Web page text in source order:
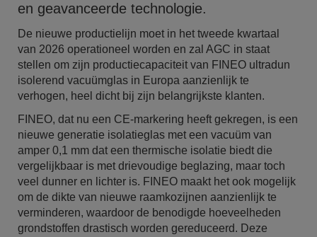
en geavanceerde technologie.
De nieuwe productielijn moet in het tweede kwartaal
van 2026 operationeel worden en zal AGC in staat
stellen om zijn productiecapaciteit van FINEO ultradun
isolerend vacuümglas in Europa aanzienlijk te
verhogen, heel dicht bij zijn belangrijkste klanten.
FINEO, dat nu een CE-markering heeft gekregen, is een
nieuwe generatie isolatieglas met een vacuüm van
amper 0,1 mm dat een thermische isolatie biedt die
vergelijkbaar is met drievoudige beglazing, maar toch
veel dunner en lichter is. FINEO maakt het ook mogelijk
om de dikte van nieuwe raamkozijnen aanzienlijk te
verminderen, waardoor de benodigde hoeveelheden
grondstoffen drastisch worden gereduceerd. Deze